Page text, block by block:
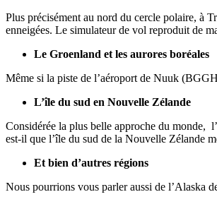
Plus précisément au nord du cercle polaire, à
enneigées. Le simulateur de vol reproduit de
Le Groenland et les aurores boréales
Même si la piste de l’aéroport de Nuuk
L’île du sud en Nouvelle Zélande
Considérée la plus belle approche du monde,
est-il que l’île du sud de la Nouvelle Zélande
Et bien d’autres régions
Nous pourrions vous parler aussi de l’Alaska